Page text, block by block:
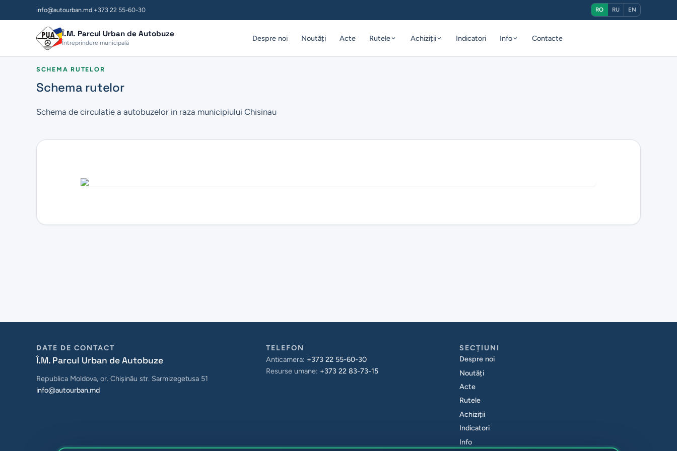
info@autourban.md +373 22 55-60-30 RO RU EN
Î.M. Parcul Urban de Autobuze
Întreprindere municipală
Despre noi Noutăți Acte Rutele Achiziții Indicatori Info Contacte
SCHEMA RUTELOR
Schema rutelor
Schema de circulatie a autobuzelor in raza municipiului Chisinau
DATE DE CONTACT
Î.M. Parcul Urban de Autobuze
Republica Moldova, or. Chișinău str. Sarmizegetusa 51
info@autourban.md
TELEFON
Anticamera: +373 22 55-60-30
Resurse umane: +373 22 83-73-15
SECȚIUNI
Despre noi
Noutăți
Acte
Rutele
Achiziții
Indicatori
Info